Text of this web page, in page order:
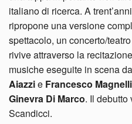
italiano di ricerca. A
ripropone una versione
spettacolo, un concerto/
rivive attraverso la
musiche eseguite in scena da
Aiazzie Francesco Magnelli
Ginevra Di Marco. Il debutto
Scandicci.